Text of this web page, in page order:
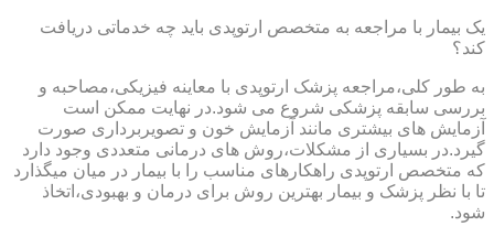
یک بیمار با مراجعه به متخصص ارتوپدی باید چه خدماتی دریافت
کند؟
به طور کلی،مراجعه پزشک ارتوپدی با معاینه فیزیکی،مصاحبه و
بررسی سابقه پزشکی شروع می شود.در نهایت ممکن است
آزمایش های بیشتری مانند آزمایش خون و تصویربرداری صورت
گیرد.در بسیاری از مشکلات،روش های درمانی متعددی وجود دارد
که متخصص ارتوپدی راهکارهای مناسب را با بیمار در میان میگذارد
تا با نظر پزشک و بیمار بهترین روش برای درمان و بهبودی،اتخاذ
شود.